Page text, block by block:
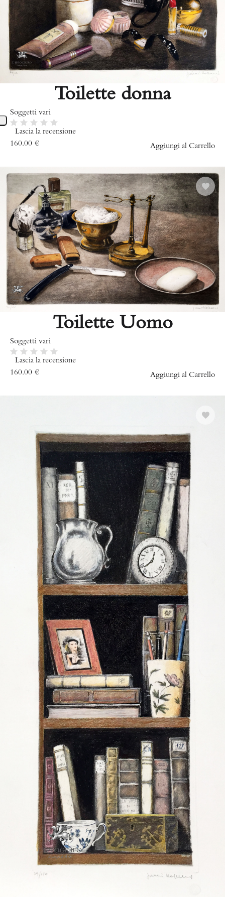
Toilette donna
Soggetti vari
Lascia la recensione
€
160.00 Aggiungi al Carrello
Toilette Uomo
Soggetti vari
Lascia la recensione
€
160.00 Aggiungi al Carrello